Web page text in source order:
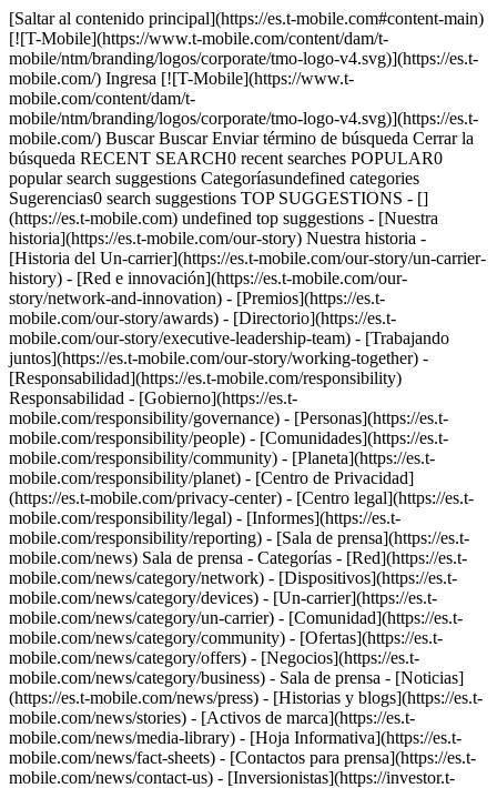
[Saltar al contenido principal](https://es.t-mobile.com#content-main)
[![T-Mobile](https://www.t-mobile.com/content/dam/t-
mobile/ntm/branding/logos/corporate/tmo-logo-v4.svg)](https://es.t-
mobile.com/) Ingresa [![T-Mobile](https://www.t-
mobile.com/content/dam/t-
mobile/ntm/branding/logos/corporate/tmo-logo-v4.svg)](https://es.t-
mobile.com/) Buscar Buscar Enviar término de búsqueda Cerrar la
búsqueda RECENT SEARCH0 recent searches POPULAR0
popular search suggestions Categoríasundefined categories
Sugerencias0 search suggestions TOP SUGGESTIONS - []
(https://es.t-mobile.com) undefined top suggestions - [Nuestra
historia](https://es.t-mobile.com/our-story) Nuestra historia -
[Historia del Un-carrier](https://es.t-mobile.com/our-story/un-carrier-
history) - [Red e innovación](https://es.t-mobile.com/our-
story/network-and-innovation) - [Premios](https://es.t-
mobile.com/our-story/awards) - [Directorio](https://es.t-
mobile.com/our-story/executive-leadership-team) - [Trabajando
juntos](https://es.t-mobile.com/our-story/working-together) -
[Responsabilidad](https://es.t-mobile.com/responsibility)
Responsabilidad - [Gobierno](https://es.t-
mobile.com/responsibility/governance) - [Personas](https://es.t-
mobile.com/responsibility/people) - [Comunidades](https://es.t-
mobile.com/responsibility/community) - [Planeta](https://es.t-
mobile.com/responsibility/planet) - [Centro de Privacidad]
(https://es.t-mobile.com/privacy-center) - [Centro legal](https://es.t-
mobile.com/responsibility/legal) - [Informes](https://es.t-
mobile.com/responsibility/reporting) - [Sala de prensa](https://es.t-
mobile.com/news) Sala de prensa - Categorías - [Red](https://es.t-
mobile.com/news/category/network) - [Dispositivos](https://es.t-
mobile.com/news/category/devices) - [Un-carrier](https://es.t-
mobile.com/news/category/un-carrier) - [Comunidad](https://es.t-
mobile.com/news/category/community) - [Ofertas](https://es.t-
mobile.com/news/category/offers) - [Negocios](https://es.t-
mobile.com/news/category/business) - Sala de prensa - [Noticias]
(https://es.t-mobile.com/news/press) - [Historias y blogs](https://es.t-
mobile.com/news/stories) - [Activos de marca](https://es.t-
mobile.com/news/media-library) - [Hoja Informativa](https://es.t-
mobile.com/news/fact-sheets) - [Contactos para prensa](https://es.t-
mobile.com/news/contact-us) - [Inversionistas](https://investor.t-